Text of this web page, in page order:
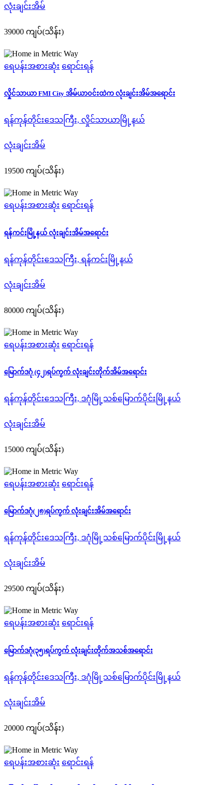
လုံးချင်းအိမ်
39000 ကျပ်(သိန်း)
ရေပန်းအစားဆုံး ရောင်းရန်
လှိုင်သာယာ FMI City အိမ်ယာ၀င်းထဲက လုံးချင်းအိမ်အရောင်း
ရန်ကုန်တိုင်းဒေသကြီး, လှိုင်သာယာမြို့နယ်
လုံးချင်းအိမ်
19500 ကျပ်(သိန်း)
ရေပန်းအစားဆုံး ရောင်းရန်
ရန်ကင်းမြို့နယ် လုံးချင်းအိမ်အရောင်း
ရန်ကုန်တိုင်းဒေသကြီး, ရန်ကင်းမြို့နယ်
လုံးချင်းအိမ်
80000 ကျပ်(သိန်း)
ရေပန်းအစားဆုံး ရောင်းရန်
မြောက်ဒဂုံ (၄၂)ရပ်ကွက် လုံးချင်းတိုက်အိမ်အရောင်း
ရန်ကုန်တိုင်းဒေသကြီး, ဒဂုံမြို့သစ်မြောက်ပိုင်းမြို့နယ်
လုံးချင်းအိမ်
15000 ကျပ်(သိန်း)
ရေပန်းအစားဆုံး ရောင်းရန်
မြောက်ဒဂုံ(၂၈)ရပ်ကွက် လုံးချင်းအိမ်အရောင်း
ရန်ကုန်တိုင်းဒေသကြီး, ဒဂုံမြို့သစ်မြောက်ပိုင်းမြို့နယ်
လုံးချင်းအိမ်
29500 ကျပ်(သိန်း)
ရေပန်းအစားဆုံး ရောင်းရန်
မြောက်ဒဂုံ(၃၅)ရပ်ကွက် လုံးချင်းတိုက်အသစ်အရောင်း
ရန်ကုန်တိုင်းဒေသကြီး, ဒဂုံမြို့သစ်မြောက်ပိုင်းမြို့နယ်
လုံးချင်းအိမ်
20000 ကျပ်(သိန်း)
ရေပန်းအစားဆုံး ရောင်းရန်